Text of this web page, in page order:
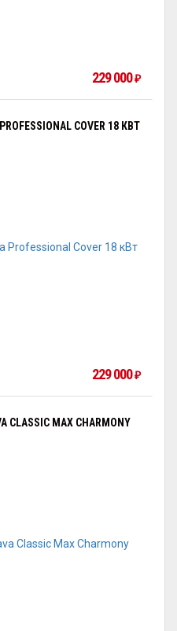
229 000₽
COVER 18 КВТ
229 000₽
MAX CHARMONY